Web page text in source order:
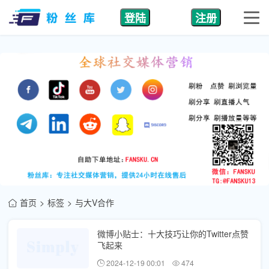
登陆 注册
首页 标签 与大V合作
微博小贴士：十大技巧让你的Twitter点赞
飞起来
2024-12-19 00:01 474